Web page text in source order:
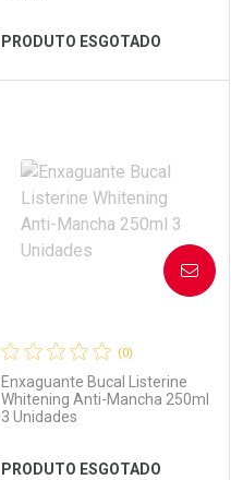
Ver Desconto Convênio
PRODUTO ESGOTADO
Laboratório
Ver Desconto Convênio
Por Menos
(0)
Enxaguante Bucal Listerine
Whitening Anti-Mancha 250ml
3 Unidades
PRODUTO ESGOTADO
AVISE-ME